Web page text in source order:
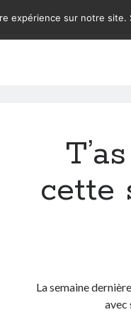
cette
La semaine
avec
expérience sur notre